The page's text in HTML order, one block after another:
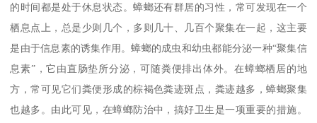
的时间都是处于休息状态。蟑螂还有群居的习性，常可发现在一个
栖息点上，总是少则几个，多则几十、几百个聚集在一起，这主要
是由于信息素的诱集作用。蟑螂的成虫和幼虫都能分泌一种“聚集信
息素”，它由直肠垫所分泌，可随粪便排出体外。在蟑螂栖居的地
方，常可见它们粪便形成的棕褐色粪迹斑点，粪迹越多，蟑螂聚集
也越多。由此可见，在蟑螂防治中，搞好卫生是一项重要的措施。